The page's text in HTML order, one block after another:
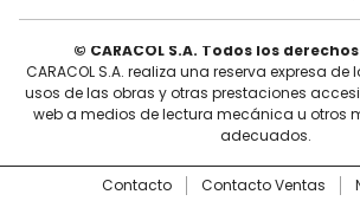
© CARACOL S.A. Todos los
CARACOL S.A. realiza una reserva expresa
usos de las obras y otras prestaciones
web a medios de lectura mecánica u otros
adecuados.
Contacto Contacto Ventas